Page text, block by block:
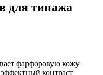
для типажа
фарфоровую кожу
контраст